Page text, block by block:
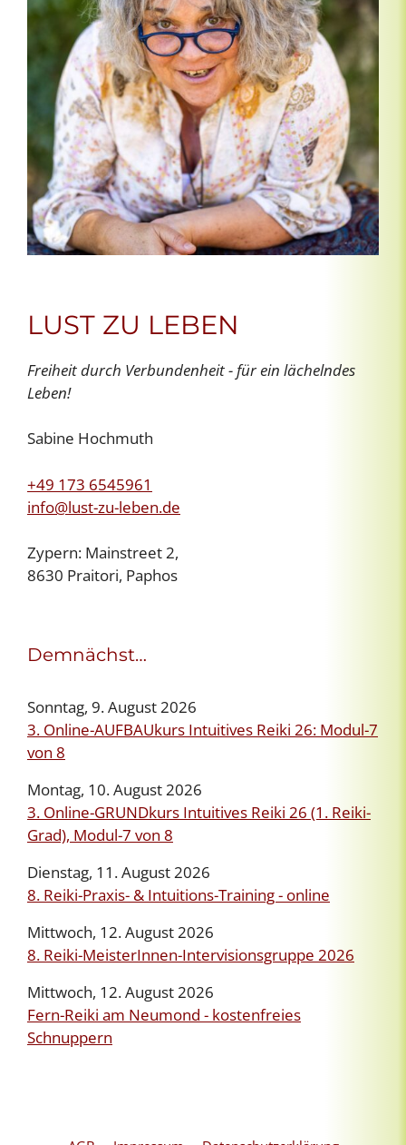
LUST ZU LEBEN
Freiheit durch Verbundenheit - für ein lächelndes
Leben!
Sabine Hochmuth
+49 173 6545961
info@lust-zu-leben.de
Zypern: Mainstreet 2,
8630 Praitori, Paphos
Demnächst…
Sonntag, 9. August 2026
3. Online-AUFBAUkurs Intuitives Reiki 26: Modul-7
von 8
Montag, 10. August 2026
3. Online-GRUNDkurs Intuitives Reiki 26 (1. Reiki-
Grad), Modul-7 von 8
Dienstag, 11. August 2026
8. Reiki-Praxis- & Intuitions-Training - online
Mittwoch, 12. August 2026
8. Reiki-MeisterInnen-Intervisionsgruppe 2026
Mittwoch, 12. August 2026
Fern-Reiki am Neumond - kostenfreies
Schnuppern